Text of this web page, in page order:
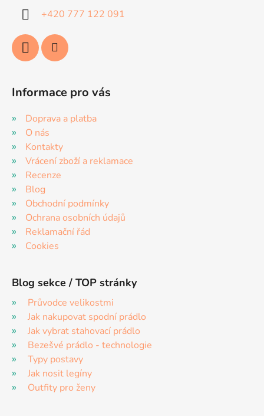
+420 777 122 091
Informace pro vás
Doprava a platba
O nás
Kontakty
Vrácení zboží a reklamace
Recenze
Blog
Obchodní podmínky
Ochrana osobních údajů
Reklamační řád
Cookies
Blog sekce / TOP stránky
Průvodce velikostmi
Jak nakupovat spodní prádlo
Jak vybrat stahovací prádlo
Bezešvé prádlo - technologie
Typy postavy
Jak nosit legíny
Outfity pro ženy